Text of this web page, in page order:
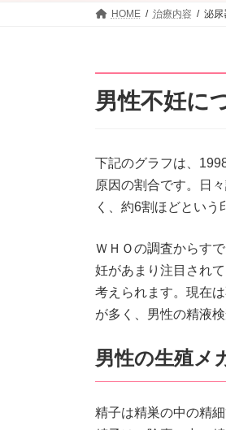
HOME 治療内容 泌尿
男性不妊に
下記のグラフは、
原因の割合です。日
く、約6割ほどという
ＷＨＯの調査からす
妊があまり注目され
考えられます。現在
が多く、男性の精液
男性の生殖メ
精子は精巣の中の精細